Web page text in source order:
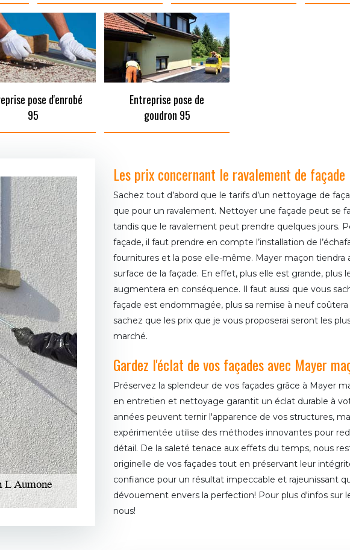
pose d'enrobé
95
Entreprise pose de
goudron 95
Les prix concernant le ravalement de façade
Sachez tout d’abord que le tarifs d’un nettoyage de
que pour un ravalement. Nettoyer une façade peut se
tandis que le ravalement peut prendre quelques jours.
façade, il faut prendre en compte l’installation de
fournitures et la pose elle-même. Mayer maçon tiendra
surface de la façade. En effet, plus elle est grande, plus
augmentera en conséquence. Il faut aussi que vous
façade est endommagée, plus sa remise à neuf
sachez que les prix que je vous proposerai seront les
marché.
Gardez l'éclat de vos façades avec Mayer
Préservez la splendeur de vos façades grâce à Mayer
en entretien et nettoyage garantit un éclat durable à
années peuvent ternir l'apparence de vos structures,
expérimentée utilise des méthodes innovantes pour
détail. De la saleté tenace aux effets du temps, nous
originelle de vos façades tout en préservant leur
confiance pour un résultat impeccable et rajeunissant
dévouement envers la perfection! Pour plus d'infos sur
nous!